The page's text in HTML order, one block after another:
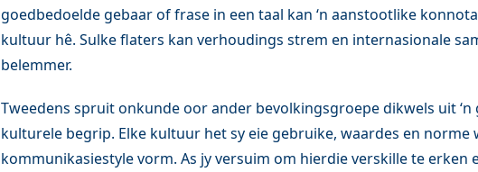
goedbedoelde gebaar of frase in een taal kan ‘n aanstootlike
kultuur hê. Sulke flaters kan verhoudings strem en internasionale
belemmer.
Tweedens spruit onkunde oor ander bevolkingsgroepe dikwels uit ‘n
kulturele begrip. Elke kultuur het sy eie gebruike, waardes en norme
kommunikasiestyle vorm. As jy versuim om hierdie verskille te erken